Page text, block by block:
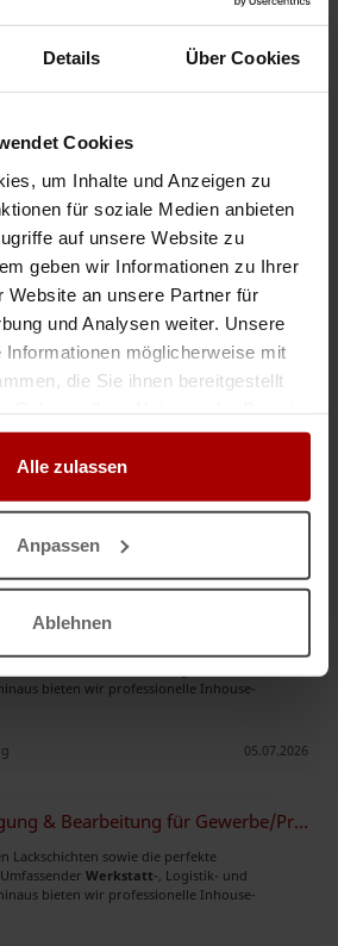
Details Über Cookies
Cookies
um Inhalte und Anzeigen zu
für soziale Medien anbieten
auf unsere Website zu
geben wir Informationen zu Ihrer
Website an unsere Partner für
und Analysen weiter. Unsere
Informationen möglicherweise mit
die Sie ihnen bereitgestellt
Alle zulassen
Anpassen
Ablehnen
KIP KOP GmbH Zweiflügeliges Garagentor nach Maß–langlebig und flexibel
Werkstatt, ein landwirtschaftliches Gebäude
06.07.2026
der Auftragsbank starten
Werkstatt
Lackschichten sowie die perfekte
bieten wir professionelle Inhouse-
05.07.2026
Professionelle Reinigung & Bearbeitung für Gewerbe/Privatkunden
Lackschichten sowie die perfekte
Werkstatt-, Logistik- und
bieten wir professionelle Inhouse-